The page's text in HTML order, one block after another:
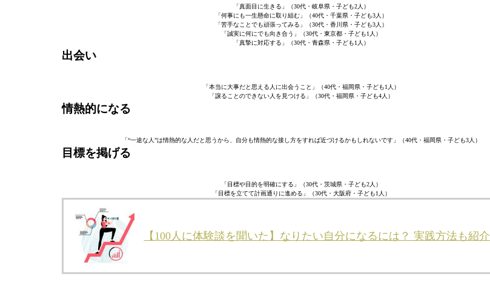
「真面目に生きる」（30代・岐阜県・子ども2人）
「何事にも一生懸命に取り組む」（40代・千葉県・子ども3人）
「苦手なことでも頑張ってみる」（30代・香川県・子ども3人）
「誠実に何にでも向き合う」（30代・東京都・子ども1人）
「真摯に対応する」（30代・青森県・子ども1人）
出会い
「本当に大事だと思える人に出会うこと」（40代・福岡県・子ども1人）
「譲ることのできない人を見つける」（30代・福岡県・子ども4人）
情熱的になる
「“一途な人”は情熱的な人だと思うから、自分も情熱的な接し方をすれば近づけるかもしれないです」（40代・福岡県・子ども3人）
目標を掲げる
「目標や目的を明確にする」（30代・茨城県・子ども2人）
「目標を立てて計画通りに進める」（30代・大阪府・子ども1人）
【100人に体験談を聞いた】なりたい自分になるには？ 実践方法も紹介